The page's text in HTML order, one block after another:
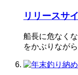
リリースサ
船長に危なく
をかぶりなが